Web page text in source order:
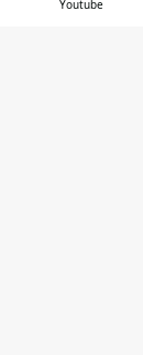
Youtube